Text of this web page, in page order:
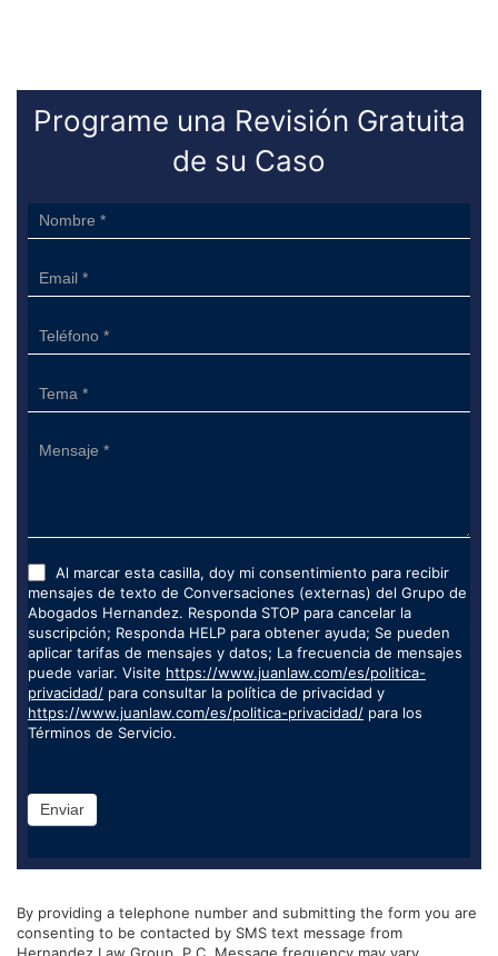
Programe una Revisión Gratuita
de su Caso
Sidebar
Form
Al marcar esta casilla, doy mi consentimiento para recibir
mensajes de texto de Conversaciones (externas) del Grupo de
Abogados Hernandez. Responda STOP para cancelar la
suscripción; Responda HELP para obtener ayuda; Se pueden
aplicar tarifas de mensajes y datos; La frecuencia de mensajes
puede variar. Visite https://www.juanlaw.com/es/politica-
privacidad/ para consultar la política de privacidad y
https://www.juanlaw.com/es/politica-privacidad/ para los
Términos de Servicio.
Enviar
By providing a telephone number and submitting the form you are
consenting to be contacted by SMS text message from